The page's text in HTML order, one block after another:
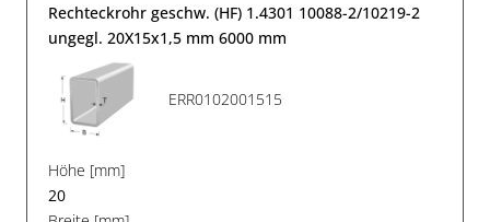
Rechteckrohr geschw. (HF) 1.4301 10088-2/10219-2
ungegl. 20X15x1,5 mm 6000 mm
ERR0102001515
Höhe [mm]
20